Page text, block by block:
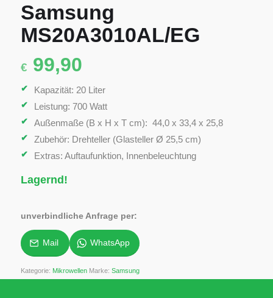
Samsung
MS20A3010AL/EG
€ 99,90
Kapazität: 20 Liter
Leistung: 700 Watt
Außenmaße (B x H x T cm): 44,0 x 33,4 x 25,8
Zubehör: Drehteller (Glasteller Ø 25,5 cm)
Extras: Auftaufunktion, Innenbeleuchtung
Lagernd!
unverbindliche Anfrage per:
Mail WhatsApp
Kategorie: Mikrowellen Marke: Samsung